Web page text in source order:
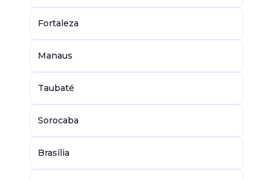
Fortaleza
Manaus
Taubaté
Sorocaba
Brasília